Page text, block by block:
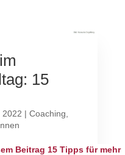
15
2022 | Coaching
Beitrag 15 Tipps für mehr